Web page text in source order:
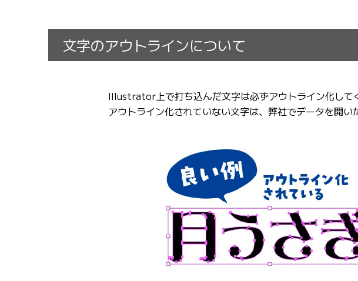
文字のアウトラインについて
Illustrator上で打ち込んだ文字は必ずアウトライン化して
アウトライン化されていない文字は、弊社でデータを開